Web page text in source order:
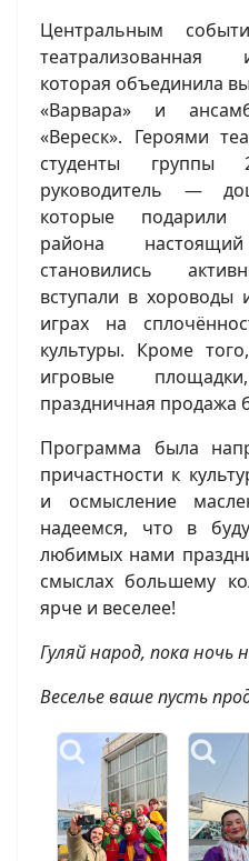
Центральным
театрализованная
которая объединила
«Варвара» и
«Вереск». Героями
студенты группы
руководитель —
которые подарили
района
становились
вступали в хороводы
играх на
культуры. Кроме
игровые
праздничная продажа
Программа была
причастности к
и осмысление
надеемся, что в
любимых нами
смыслах большему
ярче и веселее!
Гуляй народ, пока ночь
Веселье ваше пусть
Мы используем cookies,
для аналитики и
проинформированы об
нашем сайте. Отключить
настройках своего
Согласен
Отказываюсь